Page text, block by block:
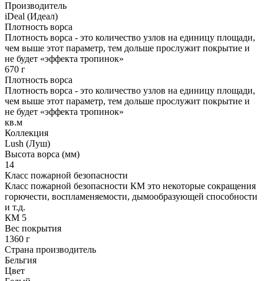
Производитель
iDeal (Идеал)
Плотность ворса
Плотность ворса - это количество узлов на единицу площади,
чем выше этот параметр, тем дольше прослужит покрытие и
не будет «эффекта тропинок»
670 г
Плотность ворса
Плотность ворса - это количество узлов на единицу площади,
чем выше этот параметр, тем дольше прослужит покрытие и
не будет «эффекта тропинок»
кв.м
Коллекция
Lush (Луш)
Высота ворса (мм)
14
Класс пожарной безопасности
Класс пожарной безопасности КМ это некоторые сокращения
горючести, воспламеняемости, дымообразующей способности
и т.д.
КМ 5
Вес покрытия
1360 г
Страна производитель
Бельгия
Цвет